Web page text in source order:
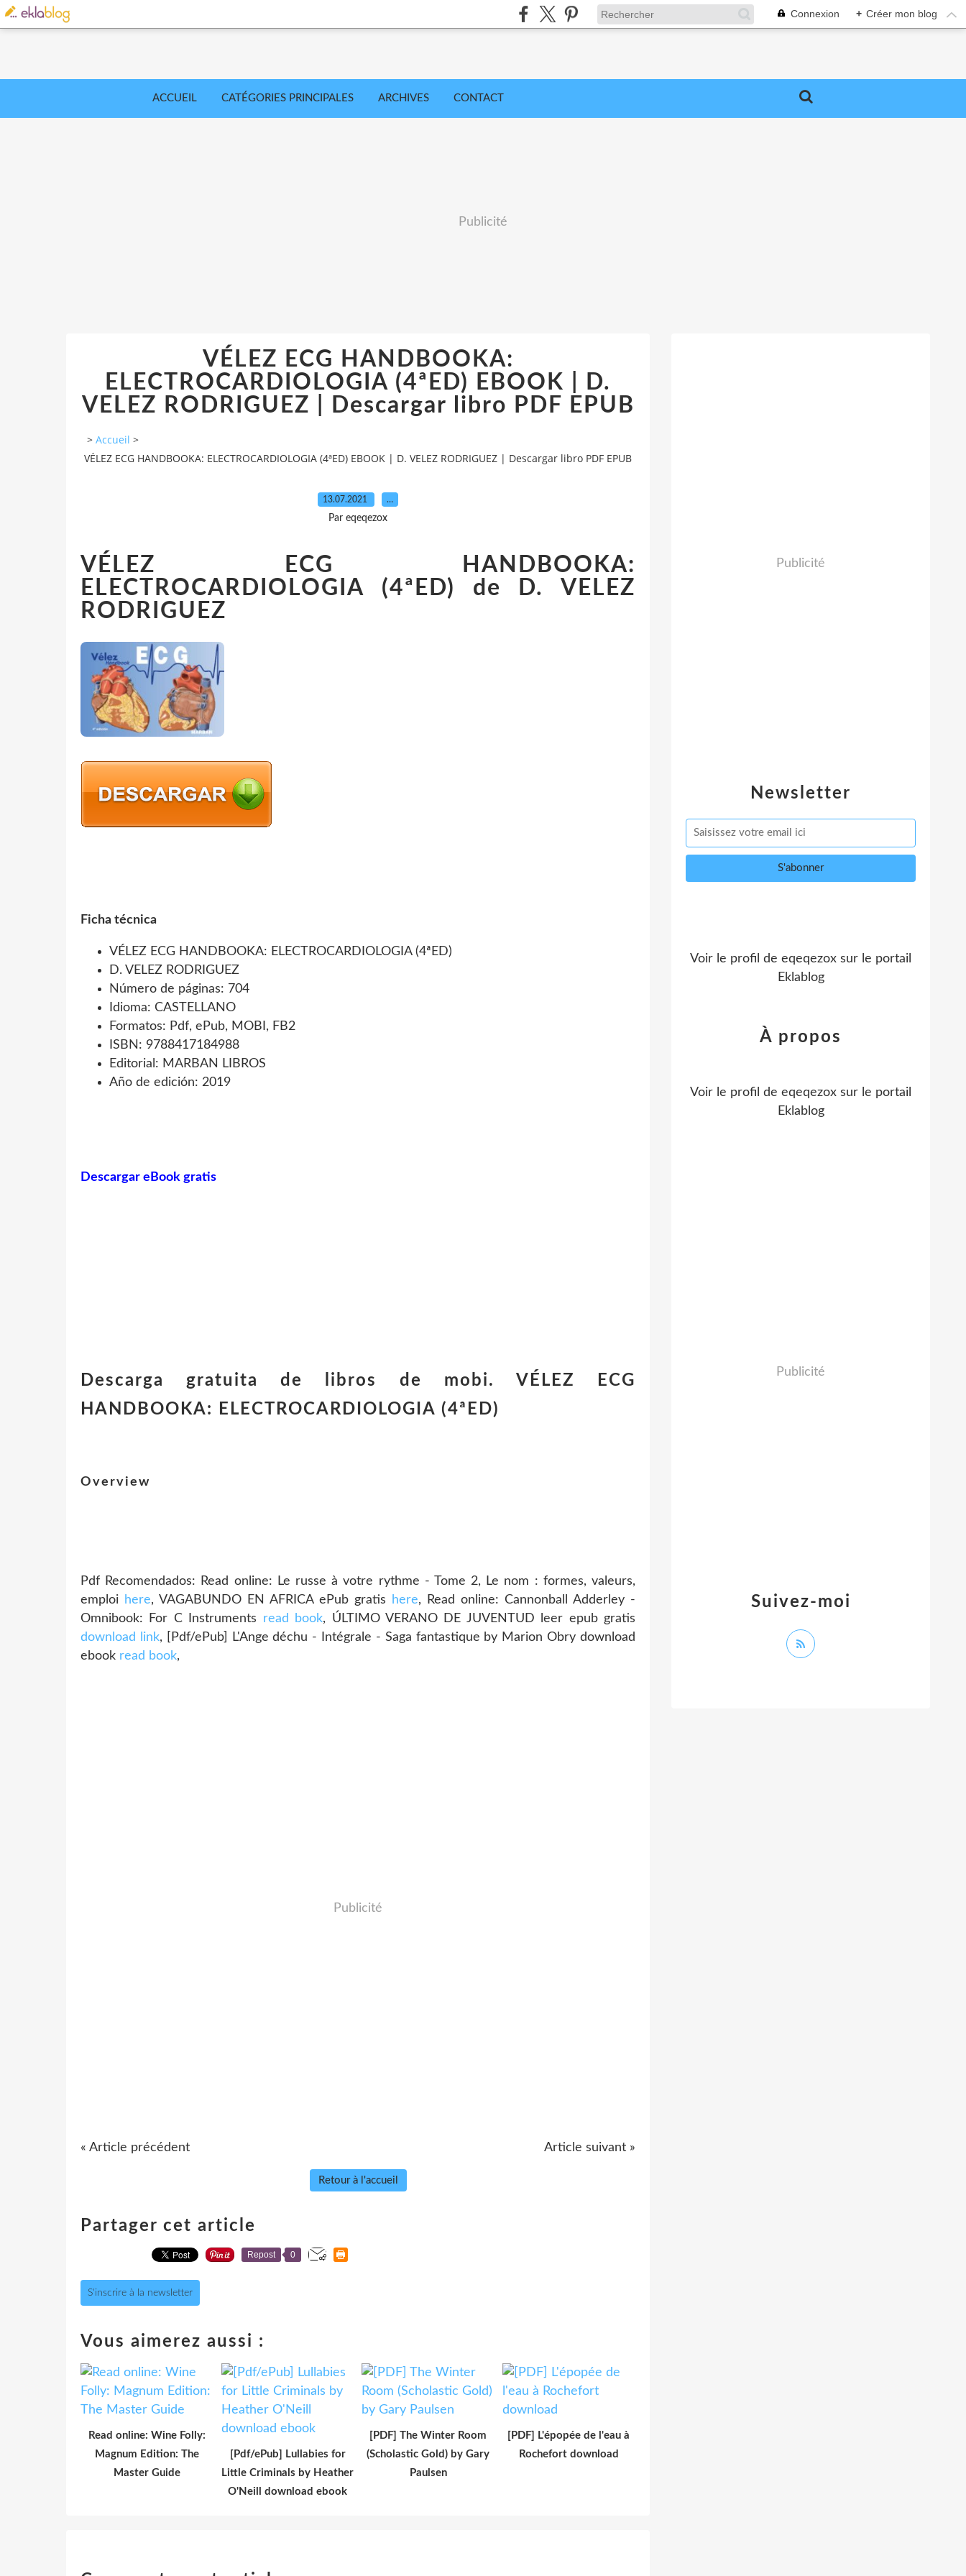
Connexion + Créer mon blog
ACCUEIL CATÉGORIES PRINCIPALES ARCHIVES CONTACT
Publicité
VÉLEZ ECG HANDBOOKA:
ELECTROCARDIOLOGIA (4ªED) EBOOK | D.
VELEZ RODRIGUEZ | Descargar libro PDF EPUB
> Accueil >
VÉLEZ ECG HANDBOOKA: ELECTROCARDIOLOGIA (4ªED) EBOOK | D. VELEZ RODRIGUEZ | Descargar libro PDF EPUB
13.07.2021 …
Par eqeqezox
VÉLEZ ECG HANDBOOKA:
ELECTROCARDIOLOGIA (4ªED) de D. VELEZ
RODRIGUEZ
Ficha técnica
VÉLEZ ECG HANDBOOKA: ELECTROCARDIOLOGIA (4ªED)
D. VELEZ RODRIGUEZ
Número de páginas: 704
Idioma: CASTELLANO
Formatos: Pdf, ePub, MOBI, FB2
ISBN: 9788417184988
Editorial: MARBAN LIBROS
Año de edición: 2019
Descargar eBook gratis
Descarga gratuita de libros de mobi. VÉLEZ ECG
HANDBOOKA: ELECTROCARDIOLOGIA (4ªED)
Overview
Pdf Recomendados: Read online: Le russe à votre rythme - Tome 2, Le nom : formes, valeurs,
emploi
here, VAGABUNDO EN AFRICA ePub gratis here, Read online: Cannonball Adderley -
Omnibook: For C Instruments read book, ÚLTIMO VERANO DE JUVENTUD leer epub gratis
download link, [Pdf/ePub] L'Ange déchu - Intégrale - Saga fantastique by Marion Obry download
ebook read book,
Publicité
« Article précédent Article suivant »
Retour à l'accueil
Partager cet article
Repost 0
S'inscrire à la newsletter
Vous aimerez aussi :
Read online: Wine Folly:
Magnum Edition: The
Master Guide
[Pdf/ePub] Lullabies for
Little Criminals by Heather
O'Neill download ebook
[PDF] The Winter Room
(Scholastic Gold) by Gary
Paulsen
[PDF] L'épopée de l'eau à
Rochefort download
Newsletter
Publicité
Voir le profil de eqeqezox sur le portail
Eklablog
Suivez-moi
À propos
Voir le profil de eqeqezox sur le portail
Eklablog
Publicité